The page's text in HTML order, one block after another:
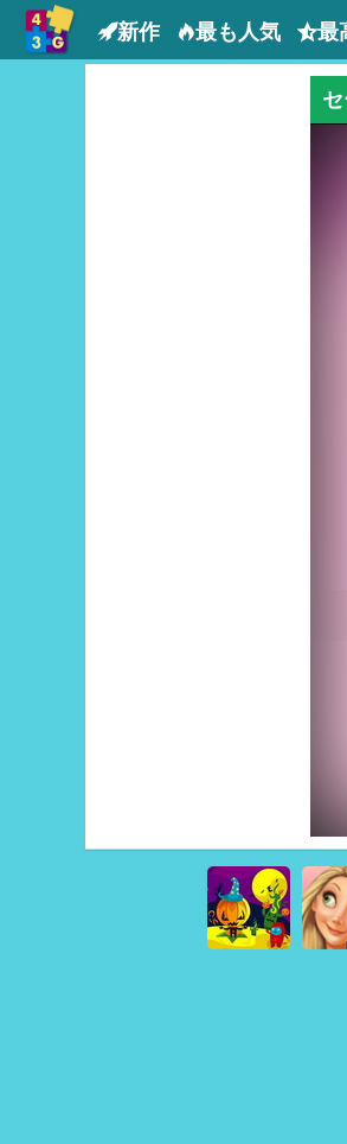
新作 最も人気 最